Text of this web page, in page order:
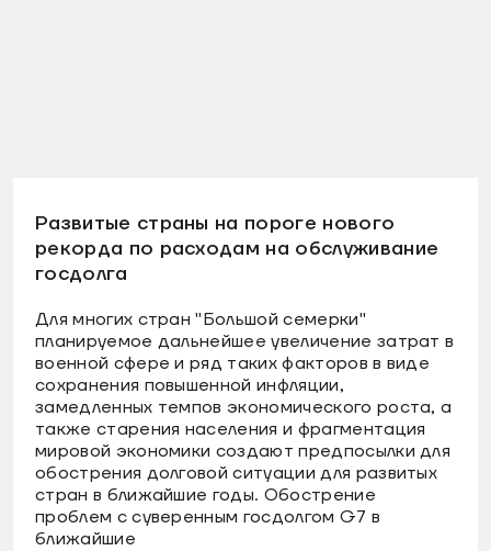
Развитые страны на пороге нового
рекорда по расходам на обслуживание
госдолга
Для многих стран "Большой семерки"
планируемое дальнейшее увеличение затрат в
военной сфере и ряд таких факторов в виде
сохранения повышенной инфляции,
замедленных темпов экономического роста, а
также старения населения и фрагментация
мировой экономики создают предпосылки для
обострения долговой ситуации для развитых
стран в ближайшие годы. Обострение
проблем с суверенным госдолгом G7 в
ближайшие